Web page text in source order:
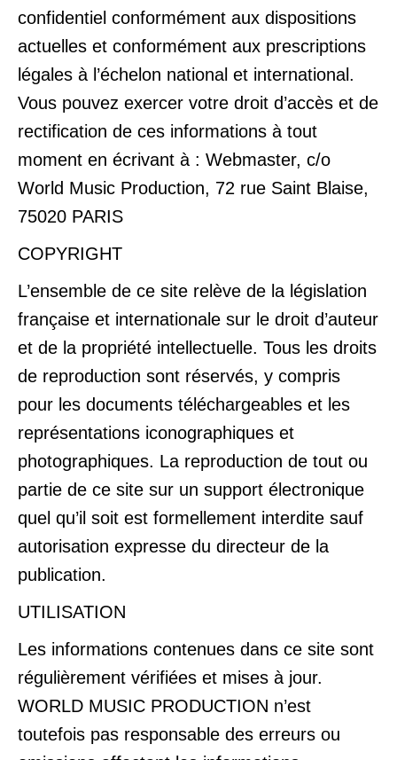
confidentiel conformément aux dispositions
actuelles et conformément aux prescriptions
légales à l’échelon national et international.
Vous pouvez exercer votre droit d’accès et de
rectification de ces informations à tout
moment en écrivant à : Webmaster, c/o
World Music Production, 72 rue Saint Blaise,
75020 PARIS
COPYRIGHT
L’ensemble de ce site relève de la législation
française et internationale sur le droit d’auteur
et de la propriété intellectuelle. Tous les droits
de reproduction sont réservés, y compris
pour les documents téléchargeables et les
représentations iconographiques et
photographiques. La reproduction de tout ou
partie de ce site sur un support électronique
quel qu’il soit est formellement interdite sauf
autorisation expresse du directeur de la
publication.
UTILISATION
Les informations contenues dans ce site sont
régulièrement vérifiées et mises à jour.
WORLD MUSIC PRODUCTION n’est
toutefois pas responsable des erreurs ou